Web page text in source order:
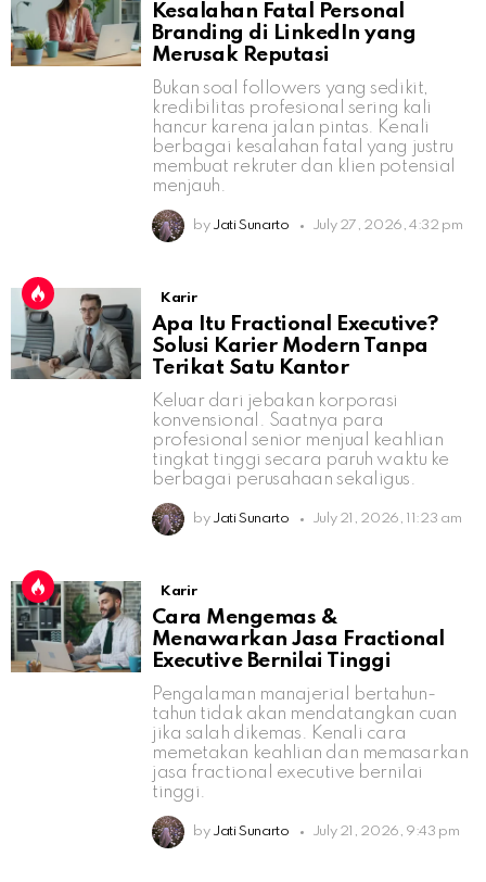
Kesalahan Fatal Personal
Branding di LinkedIn yang
Merusak Reputasi
Bukan soal followers yang sedikit,
kredibilitas profesional sering kali
hancur karena jalan pintas. Kenali
berbagai kesalahan fatal yang justru
membuat rekruter dan klien potensial
menjauh.
by Jati Sunarto July 27, 2026, 4:32 pm
Karir
Apa Itu Fractional Executive?
Solusi Karier Modern Tanpa
Terikat Satu Kantor
Keluar dari jebakan korporasi
konvensional. Saatnya para
profesional senior menjual keahlian
tingkat tinggi secara paruh waktu ke
berbagai perusahaan sekaligus.
by Jati Sunarto July 21, 2026, 11:23 am
Karir
Cara Mengemas &
Menawarkan Jasa Fractional
Executive Bernilai Tinggi
Pengalaman manajerial bertahun-
tahun tidak akan mendatangkan cuan
jika salah dikemas. Kenali cara
memetakan keahlian dan memasarkan
jasa fractional executive bernilai
tinggi.
by Jati Sunarto July 21, 2026, 9:43 pm